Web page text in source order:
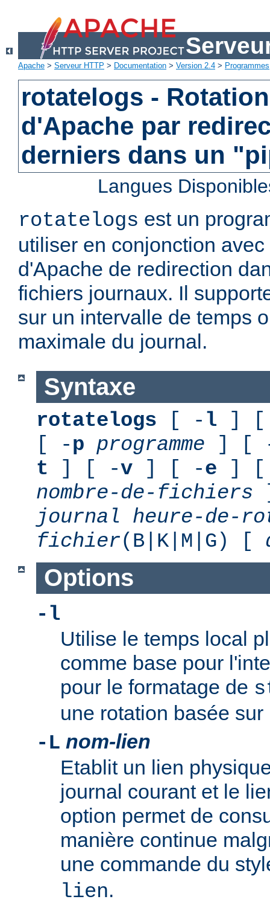
Apache > Serveur HTTP > Documentation > Version 2.4 > Programmes
rotatelogs -
d'Apache par
derniers dans un
Langues
rotatelogs est un
utiliser en conjonction
d'Apache de redirection
fichiers journaux. Il
sur un intervalle de temps
maximale du journal.
Syntaxe
rotatelogs [ - l ] [
[ -p programme ] [
t ] [ -v ] [ -e ] [
nombre-de-fichiers
journal
heure-de-
fichier(B|K|M|G) [
Options
-l
Utilise le temps local
comme base pour
pour le formatage de
une rotation basée sur
-L nom-lien
Etablit un lien
journal courant et le
option permet de
manière continue
une commande du
lien.